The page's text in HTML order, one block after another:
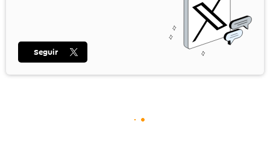
Seguir